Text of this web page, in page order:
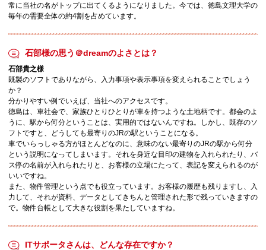
常に当社の名がトップに出てくるようになりました。今では、徳島文理大学の
毎年の需要全体の約4割を占めています。
石部様の思う＠dreamのよさとは？
石部貴之様
既製のソフトでありながら、入力事項や表示事項を変えられることでしょう
か？
分かりやすい例でいえば、当社へのアクセスです。
徳島は、車社会で、家族ひとりひとりが車を持つような土地柄です。都会のよ
うに、駅から何分ということは、実用的ではないんですね。しかし、既存のソ
フトですと、どうしても最寄りのJRの駅ということになる。
車でいらっしゃる方がほとんどなのに、意味のない最寄りのJRの駅から何分
という説明になってしまいます。それを身近な目印の建物を入れられたり、バ
ス停の名前が入れられたりと、お客様の立場にたって、表記を変えられるのが
いいですね。
また、物件管理という点でも役立っています。お客様の履歴も残りますし、入
力して、それが資料、データとしてきちんと管理された形で残っていきますの
で。物件台帳として大きな役割を果たしていますね。
ITサポータさんは、どんな存在ですか？